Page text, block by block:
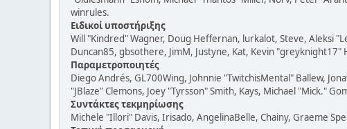
winrules.
Ειδικοί υποστήριξης
Will "Kindred" Wagner, Doug Heffernan, lurkalot, Steve, Aleksi
Duncan85, gbsothere, JimM, Justyne, Kat, Kevin "greyknight17"
Παραμετροποιητές
Diego Andrés, GL700Wing, Johnnie "TwitchisMental" Ballew,
"JBlaze" Clemons, Joey "Tyrsson" Smith, Kays, Michael "Mick."
Συντάκτες τεκμηρίωσης
Michele "Illori" Davis, Irisado, AngelinaBelle, Chainy, Graeme